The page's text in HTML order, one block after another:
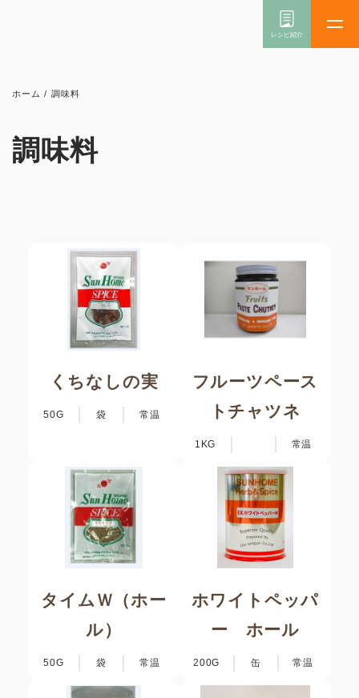
ホーム / 調味料
調味料
くちなしの実
50G 袋 常温
フルーツペース
トチャツネ
1KG 常温
タイムＷ（ホー
ル）
50G 袋 常温
ホワイトペッパ
ー ホール
200G 缶 常温